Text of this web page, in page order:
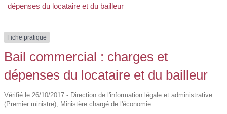
dépenses du locataire et du bailleur
Fiche pratique
Bail commercial : charges et
dépenses du locataire et du bailleur
Vérifié le 26/10/2017 - Direction de l'information légale et administrative
(Premier ministre), Ministère chargé de l'économie